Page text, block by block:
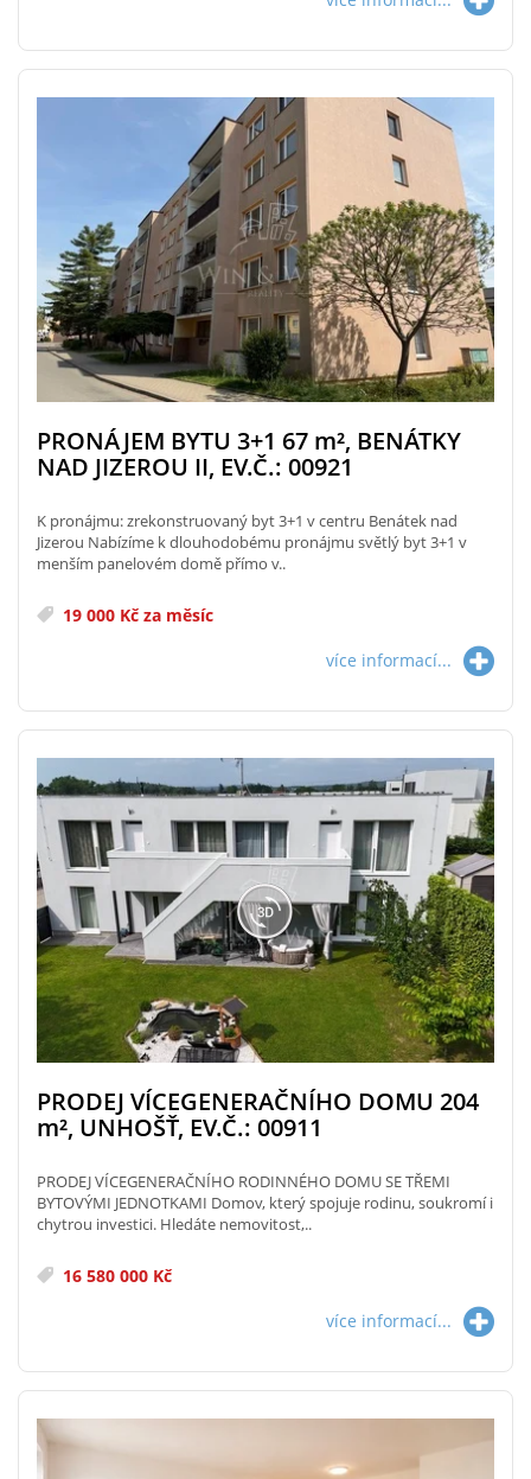
PRONÁJEM BYTU 3+1 67 m², BENÁTKY
NAD JIZEROU II, EV.Č.: 00921
K pronájmu: zrekonstruovaný byt 3+1 v centru Benátek nad
Jizerou Nabízíme k dlouhodobému pronájmu světlý byt 3+1 v
menším panelovém domě přímo v..
19 000 Kč za měsíc
více informací...
PRODEJ VÍCEGENERAČNÍHO DOMU 204
m², UNHOŠŤ, EV.Č.: 00911
PRODEJ VÍCEGENERAČNÍHO RODINNÉHO DOMU SE TŘEMI
BYTOVÝMI JEDNOTKAMI Domov, který spojuje rodinu, soukromí i
chytrou investici. Hledáte nemovitost,..
16 580 000 Kč
více informací...